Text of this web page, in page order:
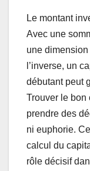
Le montant
Avec une
une
l’inverse, un
débutant peut
Trouver le
prendre des
ni euphorie.
calcul du
rôle décisif